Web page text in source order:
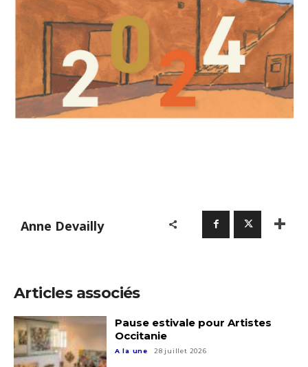
Anne Devailly
Articles associés
Pause estivale pour Artistes
Occitanie
A la une 28 juillet 2026